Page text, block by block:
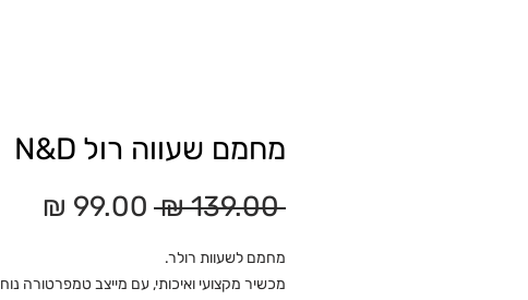
מחמם שעווה רול N&D
‏139.00 ‏₪
מחיר
מחמם לשעוות רולר.
מכשיר מקצועי ואיכותי, עם מייצב טמפרטורה נוח